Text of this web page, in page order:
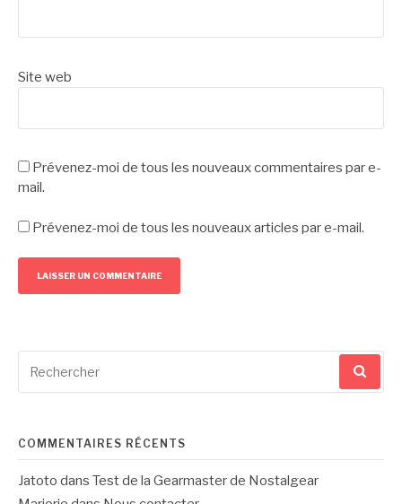
Site web
Prévenez-moi de tous les nouveaux commentaires par e-
mail.
Prévenez-moi de tous les nouveaux articles par e-mail.
pour
COMMENTAIRES RÉCENTS
Jatoto dans Test de la Gearmaster de Nostalgear